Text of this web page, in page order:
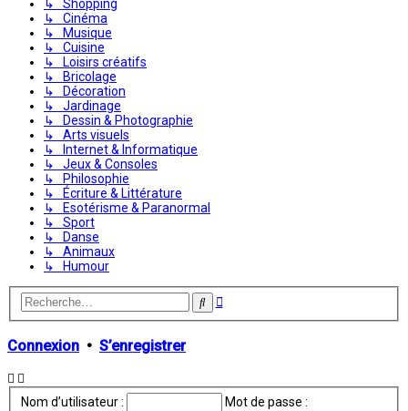
↳ Shopping
↳ Cinéma
↳ Musique
↳ Cuisine
↳ Loisirs créatifs
↳ Bricolage
↳ Décoration
↳ Jardinage
↳ Dessin & Photographie
↳ Arts visuels
↳ Internet & Informatique
↳ Jeux & Consoles
↳ Philosophie
↳ Écriture & Littérature
↳ Esotérisme & Paranormal
↳ Sport
↳ Danse
↳ Animaux
↳ Humour
Rechercher
Recherche
Connexion • S’enregistrer
Nom d’utilisateur : Mot de passe :